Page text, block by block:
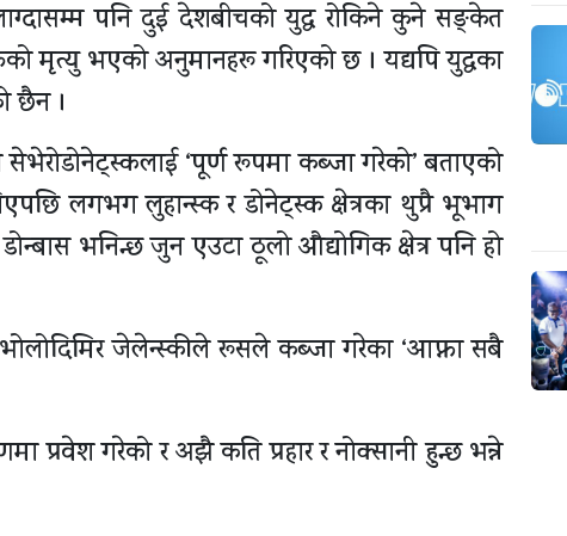
पनि दुई देशबीचको युद्ध रोकिने कुने सङ्केत
मृत्यु भएको अनुमानहरू गरिएको छ । यद्यपि युद्धका
छैन ।
‘पूर्ण रूपमा कब्जा गरेको’ बताएको
लगभग लुहान्स्क र डोनेट्स्क क्षेत्रका थुप्रै भूभाग
भनिन्छ जुन एउटा ठूलो औद्योगिक क्षेत्र पनि हो
भोलोदिमिर जेलेन्स्कीले रूसले कब्जा गरेका ‘आफ्ना सबै
गरेको र अझै कति प्रहार र नोक्सानी हुन्छ भन्ने